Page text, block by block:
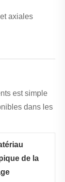
axiales
est simple
dans les
de la